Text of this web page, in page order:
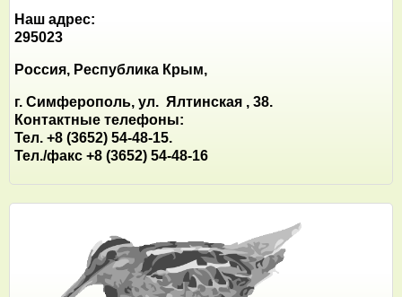
Наш адрес:
295023
Россия, Республика Крым,
г. Симферополь, ул. Ялтинская , 38.
Контактные телефоны:
Тел. +8 (3652) 54-48-15.
Тел./факс +8 (3652) 54-48-16